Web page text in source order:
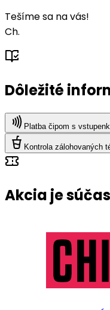
Tešíme sa na vás!
Ch.
Dôležité
Platba čipom s
Kontrola zálohovaných
Akcia je